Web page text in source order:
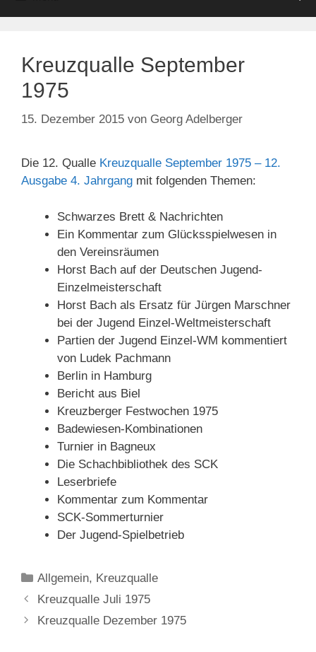
Kreuzqualle September
1975
15. Dezember 2015 von Georg Adelberger
Die 12. Qualle Kreuzqualle September 1975 – 12.
Ausgabe 4. Jahrgang mit folgenden Themen:
Schwarzes Brett & Nachrichten
Ein Kommentar zum Glücksspielwesen in
den Vereinsräumen
Horst Bach auf der Deutschen Jugend-
Einzelmeisterschaft
Horst Bach als Ersatz für Jürgen Marschner
bei der Jugend Einzel-Weltmeisterschaft
Partien der Jugend Einzel-WM kommentiert
von Ludek Pachmann
Berlin in Hamburg
Bericht aus Biel
Kreuzberger Festwochen 1975
Badewiesen-Kombinationen
Turnier in Bagneux
Die Schachbibliothek des SCK
Leserbriefe
Kommentar zum Kommentar
SCK-Sommerturnier
Der Jugend-Spielbetrieb
Kategorien
Allgemein, Kreuzqualle
Kreuzqualle Juli 1975
Kreuzqualle Dezember 1975